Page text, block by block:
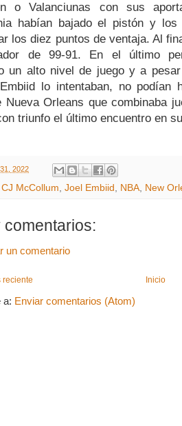
o Valanciunas con sus
habían bajado el pistón y
los diez puntos de ventaja. Al
de 99-91. En el último
un alto nivel de juego y a
lo intentaban, no podían
Nueva Orleans que combinaba
triunfo el último encuentro en
2022
CJ McCollum Joel Embiid NBA New
comentarios:
un comentario
reciente Inicio
a: Enviar comentarios (Atom)